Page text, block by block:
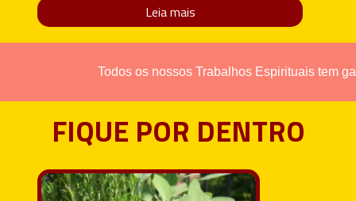
Leia mais
Todos os nossos Trabalhos Espirituais tem garantias
FIQUE POR DENTRO